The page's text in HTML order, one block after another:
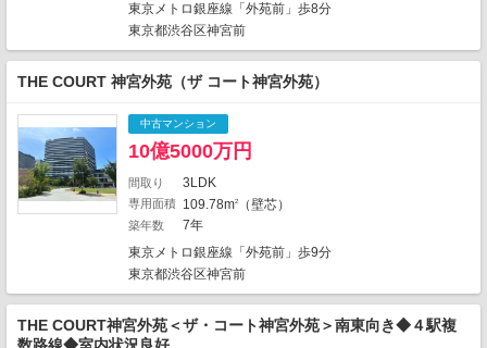
1
3
4
2
2
4
3
4
1
1
1
1
1
1066件中、中心地から近い999件までを
表示しています。
東京メトロ銀座線「外苑前」歩8分
東京都渋谷区神宮前
THE COURT 神宮外苑（ザ コート神宮外苑）
中古マンション
10億5000万円
間取り 3LDK
専用面積 109.78m2 （壁芯）
築年数
7年
東京メトロ銀座線「外苑前」歩9分
東京都渋谷区神宮前
THE COURT神宮外苑＜ザ・コート神宮外苑＞南東向き◆４駅複